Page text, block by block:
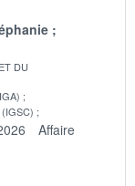
DU
Affaire